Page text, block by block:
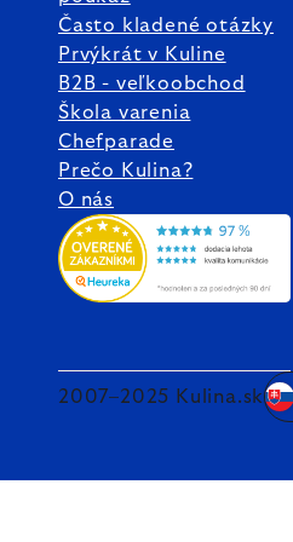
Často kladené otázky
Prvýkrát v Kuline
B2B - veľkoobchod
Škola varenia
Chefparade
Prečo Kulina?
O nás
2007–2025 Kulina.sk